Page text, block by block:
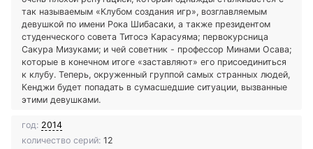
так называемым «Клубом создания игр», возглавляемым
девушкой по имени Рока Шибасаки, а также президентом
студенческого совета Титосэ Карасуяма; первокурсница
Сакура Мизуками; и чей советник - профессор Минами Осава;
которые в конечном итоге «заставляют» его присоединиться
к клубу. Теперь, окруженный группой самых странных людей,
Кенджи будет попадать в сумасшедшие ситуации, вызванные
этими девушками.
год: 2014
количество серий: 12